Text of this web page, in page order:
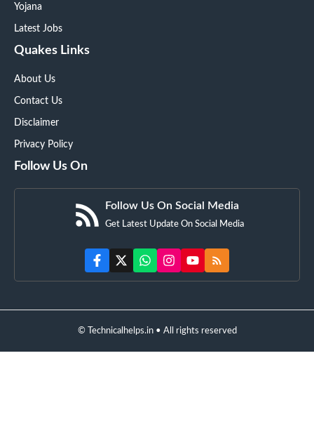
Yojana
Latest Jobs
Quakes Links
About Us
Contact Us
Disclaimer
Privacy Policy
Follow Us On
Follow Us On Social Media
Get Latest Update On Social Media
© Technicalhelps.in • All rights reserved